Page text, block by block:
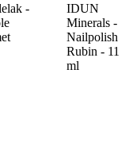
-
IDUN
Minerals -
Nailpolish
Rubin - 11
ml